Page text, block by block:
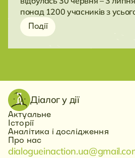
понад 1200 учасників з усього
Події
Діалог у дії
Актуальне
Історії
Аналітика і дослідження
Про нас